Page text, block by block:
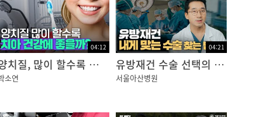
04:12
양치질, 많이 할수록 치아가 더 건강해질까?｜건강잡학사전
소연
04:21
유방재건 수술 선택의 기준
서울아산병원